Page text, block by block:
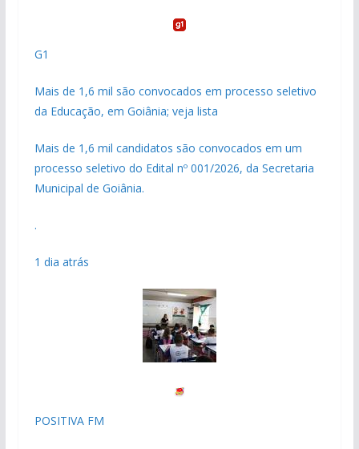
G1
Mais de 1,6 mil são convocados em processo seletivo
da Educação, em Goiânia; veja lista
Mais de 1,6 mil candidatos são convocados em um
processo seletivo do Edital nº 001/2026, da Secretaria
Municipal de Goiânia.
.
1 dia atrás
POSITIVA FM